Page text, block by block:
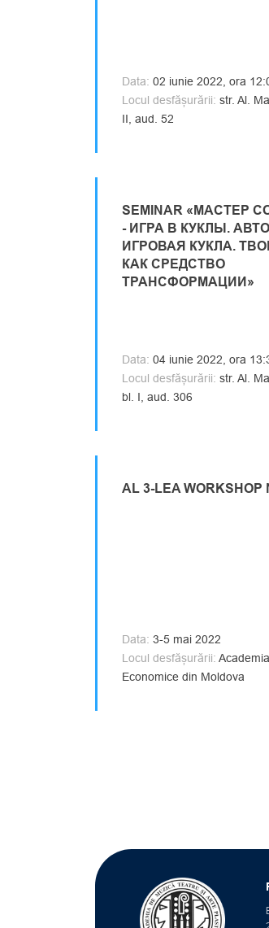
Data: 02 iunie 2022, ora
Locul desfășurării: str. Al.
II, aud. 52
SEMINAR «МАСТЕР
- ИГРА В КУКЛЫ.
ИГРОВАЯ КУКЛА.
КАК СРЕДСТВО
ТРАНСФОРМАЦИИ»
Data: 04 iunie 2022, ora
Locul desfășurării: str. Al.
bl. I, aud. 306
AL 3-LEA WORKSHOP
Data: 3-5 mai 2022
Locul desfășurării:
Economice din Moldova